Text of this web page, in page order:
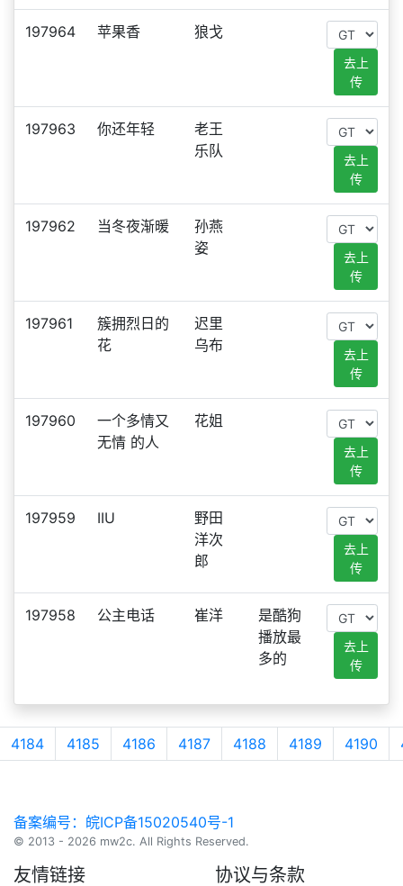
197964 苹果香 狼戈
去上
传
197963 你还年轻
老王
乐队
去上
传
197962 当冬夜渐暖
孙燕
姿
去上
传
197961
簇拥烈日的
花
迟里
乌布
去上
传
197960
一个多情又
无情 的人
花姐
去上
传
197959 IIU
野田
洋次
郎
去上
传
197958 公主电话 崔洋
是酷狗
播放最
多的
去上
传
4184 4185 4186 4187 4188 4189 4190
备案编号：皖ICP备15020540号-1
© 2013 - 2026 mw2c. All Rights Reserved.
友情链接 协议与条款